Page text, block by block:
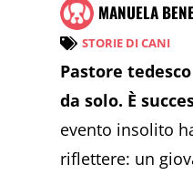
MANUELA
STORIE DI CANI
Pastore
da solo. È
evento insolito
riflettere: un